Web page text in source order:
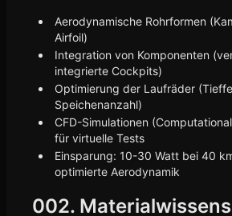
Aerodynamische Rohrformen
Airfoil)
Integration von Komponenten
integrierte Cockpits)
Optimierung der Laufräder
Speichenanzahl)
CFD-Simulationen
für virtuelle Tests
Einsparung: 10-30 Watt bei 40
optimierte Aerodynamik
002.